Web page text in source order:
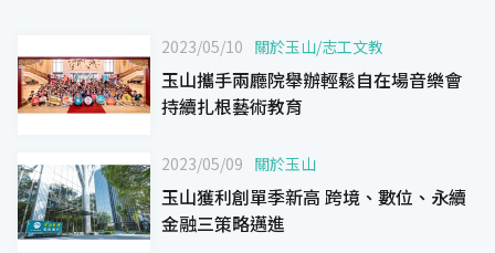
2023/05/10 關於玉山/志工文教
玉山攜手兩廳院舉辦輕鬆自在場音樂會
持續扎根藝術教育
2023/05/09 關於玉山
玉山獲利創單季新高 跨境、數位、永續
金融三策略邁進